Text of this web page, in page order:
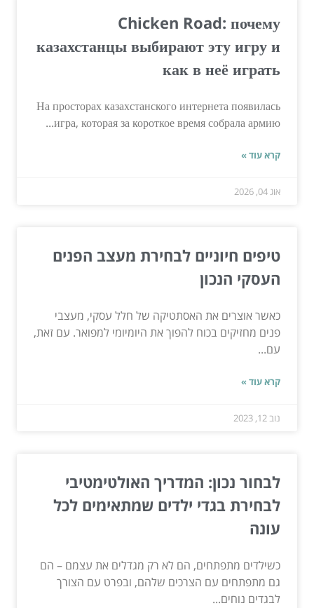
Chicken Road: почему
казахстанцы выбирают эту игру и
как в неё играть
На просторах казахстанского интернета появилась
игра, которая за короткое время собрала армию...
קרא עוד »
אוג 04, 2026
טיפים חיוניים לבחירת מעצב הפנים
העסקי הנכון
כאשר אוצרים את האסתטיקה של חלל עסקי, מעצבי
פנים מחזיקים בכוח להפוך את היומיומי למפואר. עם זאת,
עם...
קרא עוד »
נוב 12, 2023
לבחור נכון: המדריך האולטימטיבי
לבחירת בגדי ילדים שמתאימים לכל
עונה
כשילדים מתפתחים, הם לא רק מגדלים את עצמם – הם
גם מתפתחים עם הצרכים שלהם, ובפרט עם הצורך
לבגדים נוחים...